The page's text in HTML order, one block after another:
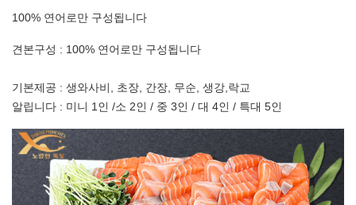
100% 연어로만 구성됩니다
견본구성 : 100% 연어로만 구성됩니다
기본제공 : 생와사비, 초장, 간장, 무순, 생강,락교
알립니다 : 미니 1인 /소 2인 / 중 3인 / 대 4인 / 특대 5인